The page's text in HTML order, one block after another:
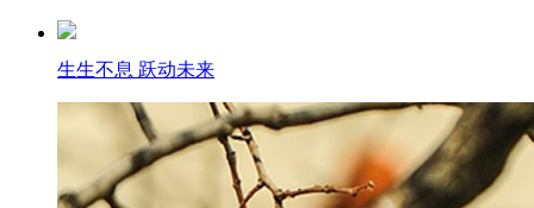
生生不息 跃动未来